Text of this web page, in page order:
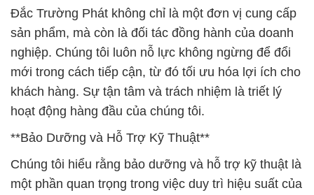
Đắc Trường Phát không chỉ là một đơn vị cung cấp
sản phẩm, mà còn là đối tác đồng hành của doanh
nghiệp. Chúng tôi luôn nỗ lực không ngừng để đổi
mới trong cách tiếp cận, từ đó tối ưu hóa lợi ích cho
khách hàng. Sự tận tâm và trách nhiệm là triết lý
hoạt động hàng đầu của chúng tôi.
**Bảo Dưỡng và Hỗ Trợ Kỹ Thuật**
Chúng tôi hiểu rằng bảo dưỡng và hỗ trợ kỹ thuật là
một phần quan trọng trong việc duy trì hiệu suất của